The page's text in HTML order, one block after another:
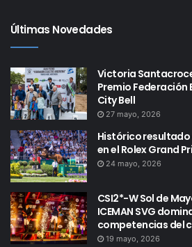
Últimas Novedades
Victoria
Premio Federación
City Bell
27 mayo, 2026
Histórico resultado
en el Rolex Grand
24 mayo, 2026
CSI2*-W Sol de
ICEMAN SVG
competencias del
19 mayo, 2026